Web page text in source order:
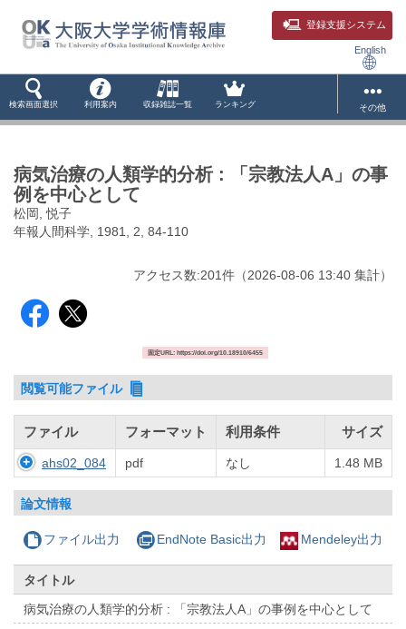
登録支援システム
English
検索画面選択 利用案内 収録雑誌一覧 ランキング その他
病気治療の人類学的分析 : 「宗教法人A」の事
例を中心として
松岡, 悦子
年報人間科学, 1981, 2, 84-110
アクセス数:201件 （2026-08-06 13:40 集計）
固定URL: https://doi.org/10.18910/6455
閲覧可能ファイル
ファイル フォーマット 利用条件 サイズ
ahs02_084 pdf なし 1.48 MB
論文情報
ファイル出力 EndNote Basic出力 Mendeley出力
タイトル
病気治療の人類学的分析 : 「宗教法人A」の事例を中心として